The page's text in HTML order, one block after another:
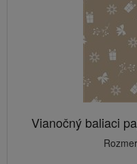
Vianočný baliaci